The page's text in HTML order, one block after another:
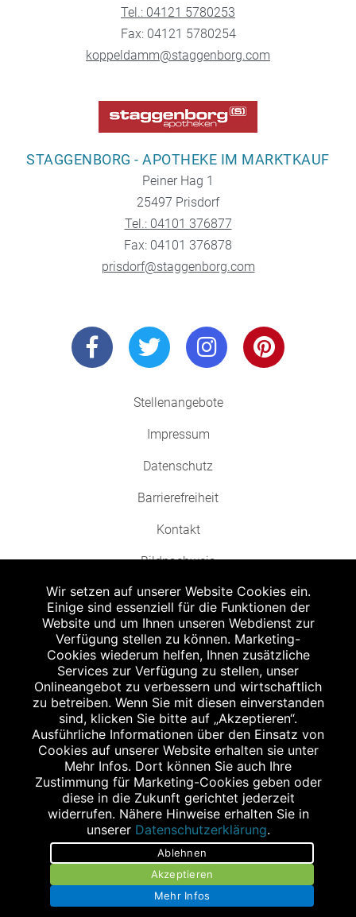
Tel.: 04121 5780253
Fax: 04121 5780254
koppeldamm@staggenborg.com
STAGGENBORG - APOTHEKE IM MARKTKAUF
Peiner Hag 1
25497 Prisdorf
Tel.: 04101 376877
Fax: 04101 376878
prisdorf@staggenborg.com
Stellenangebote
Impressum
Datenschutz
Barrierefreiheit
Kontakt
Bildnachweis
Abgabe in haushaltsüblichen Mengen, solange der Vorrat reicht. Für Druck-
und Satzfehler keine Haftung.
Zu Risiken und Nebenwirkungen lesen Sie die Packungsbeilage und fragen
Sie Ihren Arzt oder Apotheker.
Angabe nach der deutschen Arzneimitteltaxe Apothekenerstattungspreis
(AEP). Der AEP ist keine unverbindliche Preisempfehlung der Hersteller. Der
AEP ist ein von den Apotheken in Ansatz gebrachter Preis für rezeptfreie
Arzneimittel. Er entspricht in der Höhe dem für Apotheken verbindlichen
Abgabepreis, zu dem eine Apotheke in bestimmten Fällen (z.B. bei Kindern
unter 12 Jahren) das Produkt mit der gesetzlichen Krankenversicherung
abrechnet. Der AEP ist der allgemeine Erstattungspreis im Falle einer
Kostenübernahme durch die gesetzlichen Krankenkassen, vor Abzug eines
Zwangsrabattes (zur Zeit 5%) nach §130 Abs. 1 SGB V.
Unverbindliche Preisempfehlung des Herstellers (UVP).
powered by apovena.de
Wir setzen auf unserer Website Cookies ein.
Einige sind essenziell für die Funktionen der
Website und um Ihnen unseren Webdienst zur
Verfügung stellen zu können. Marketing-
Cookies wiederum helfen, Ihnen zusätzliche
Services zur Verfügung zu stellen, unser
Onlineangebot zu verbessern und wirtschaftlich
zu betreiben. Wenn Sie mit diesen einverstanden
sind, klicken Sie bitte auf „Akzeptieren“.
Ausführliche Informationen über den Einsatz von
Cookies auf unserer Website erhalten sie unter
Mehr Infos. Dort können Sie auch Ihre
Zustimmung für Marketing-Cookies geben oder
diese in die Zukunft gerichtet jederzeit
widerrufen. Nähere Hinweise erhalten Sie in
unserer Datenschutzerklärung.
Ablehnen
Akzeptieren
Mehr Infos